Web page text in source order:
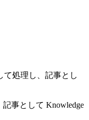
て処理し、記事とし
事として Knowledge